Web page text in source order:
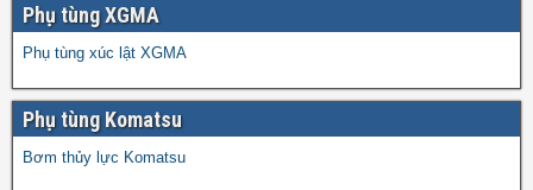
Phụ tùng XGMA
Phụ tùng xúc lật XGMA
Phụ tùng Komatsu
Bơm thủy lực Komatsu